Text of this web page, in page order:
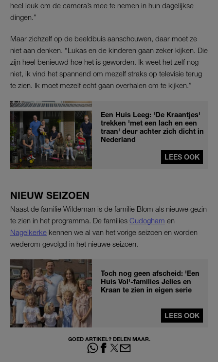
heel leuk om de camera’s mee te nemen in hun dagelijkse
dingen.”
Maar zichzelf op de beeldbuis aanschouwen, daar moet ze
niet aan denken. “Lukas en de kinderen gaan zeker kijken. Die
zijn heel benieuwd hoe het is geworden. Ik weet het zelf nog
niet, ik vind het spannend om mezelf straks op televisie terug
te zien. Ik moet mezelf echt gaan overhalen om te kijken.”
Een Huis Leeg: 'De Kraantjes'
trekken 'met een lach en een
traan' deur achter zich dicht in
Nederland
LEES OOK
NIEUW SEIZOEN
Naast de familie Wildeman is de familie Blom als nieuwe gezin
te zien in het programma. De families Cudogham en
Nagelkerke kennen we al van het vorige seizoen en worden
wederom gevolgd in het nieuwe seizoen.
Toch nog geen afscheid: 'Een
Huis Vol'-families Jelies en
Kraan te zien in eigen serie
LEES OOK
GOED ARTIKEL? DELEN MAAR.